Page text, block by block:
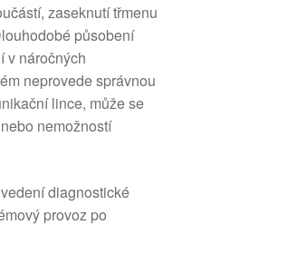
zaseknutí třmenu
působení
v náročných
neprovede správnou
lince, může se
nemožností
diagnostické
provoz po